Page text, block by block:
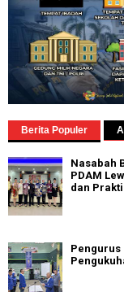
Berita Populer
Nasabah
PDAM
dan
Pengurus